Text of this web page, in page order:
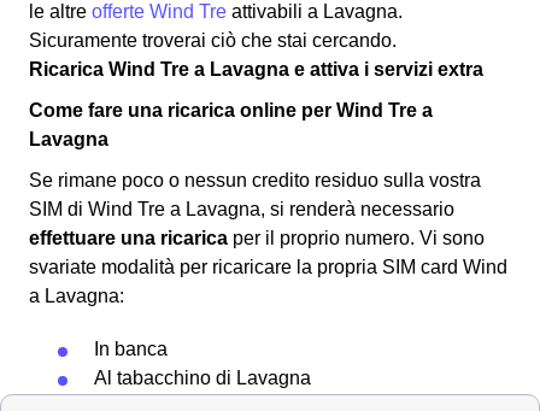
le altre offerte Wind Tre attivabili a Lavagna.
Sicuramente troverai ciò che stai cercando.
Ricarica Wind Tre a Lavagna e attiva i servizi extra
Come fare una ricarica online per Wind Tre a
Lavagna
Se rimane poco o nessun credito residuo sulla vostra
SIM di Wind Tre a Lavagna, si renderà necessario
effettuare una ricarica per il proprio numero. Vi sono
svariate modalità per ricaricare la propria SIM card Wind
a Lavagna:
In banca
Al tabacchino di Lavagna